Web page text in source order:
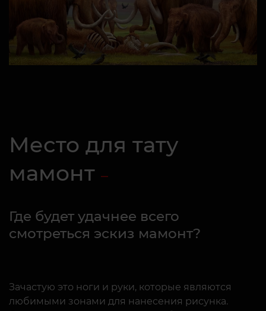
Место для тату
мамонт
Где будет удачнее всего
смотреться эскиз мамонт?
Зачастую это ноги и руки, которые являются
любимыми зонами для нанесения рисунка.